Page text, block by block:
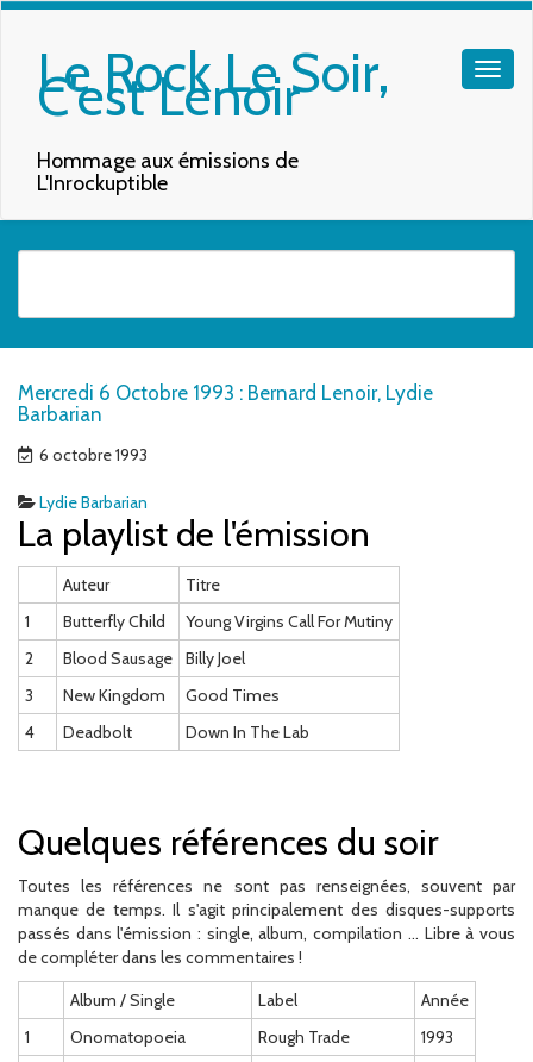
Le Rock Le Soir,
C'est Lenoir
Hommage aux émissions de
L'Inrockuptible
Mercredi 6 Octobre 1993 : Bernard Lenoir, Lydie
Barbarian
6 octobre 1993
Lydie Barbarian
La playlist de l'émission
Auteur
Titre
1
Butterfly Child
Young Virgins Call For Mutiny
2
Blood Sausage
Billy Joel
3
New Kingdom
Good Times
4
Deadbolt Down In The Lab
Quelques références du soir
Toutes les références ne sont pas renseignées, souvent par
manque de temps. Il s'agit principalement des disques-supports
passés dans l'émission : single, album, compilation ... Libre à vous
de compléter dans les commentaires !
Album / Single
Label
Année
1
Onomatopoeia Rough Trade
1993